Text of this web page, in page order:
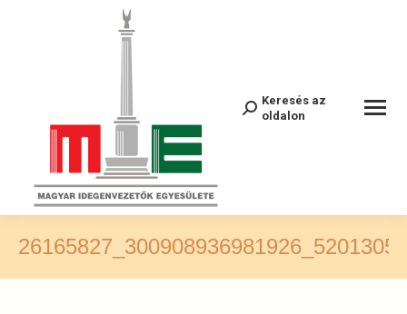
Recherche
Keresés az
oldalon